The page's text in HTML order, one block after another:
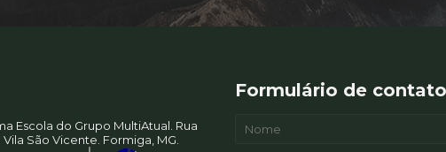
Escola do Grupo MultiAtual. Rua
Vila São Vicente. Formiga, MG.
Formulário de contato